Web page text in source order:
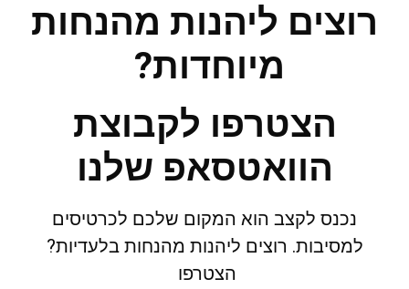
רוצים ליהנות מהנחות
מיוחדות?
הצטרפו לקבוצת
הוואטסאפ שלנו
נכנס לקצב הוא המקום שלכם לכרטיסים
למסיבות. רוצים ליהנות מהנחות בלעדיות?
הצטרפו